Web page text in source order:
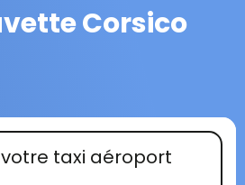
Corsico
votre taxi aéroport